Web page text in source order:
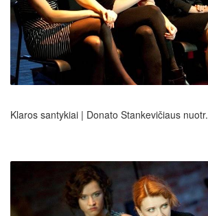
Klaros santykiai | Donato Stankevičiaus nuotr.